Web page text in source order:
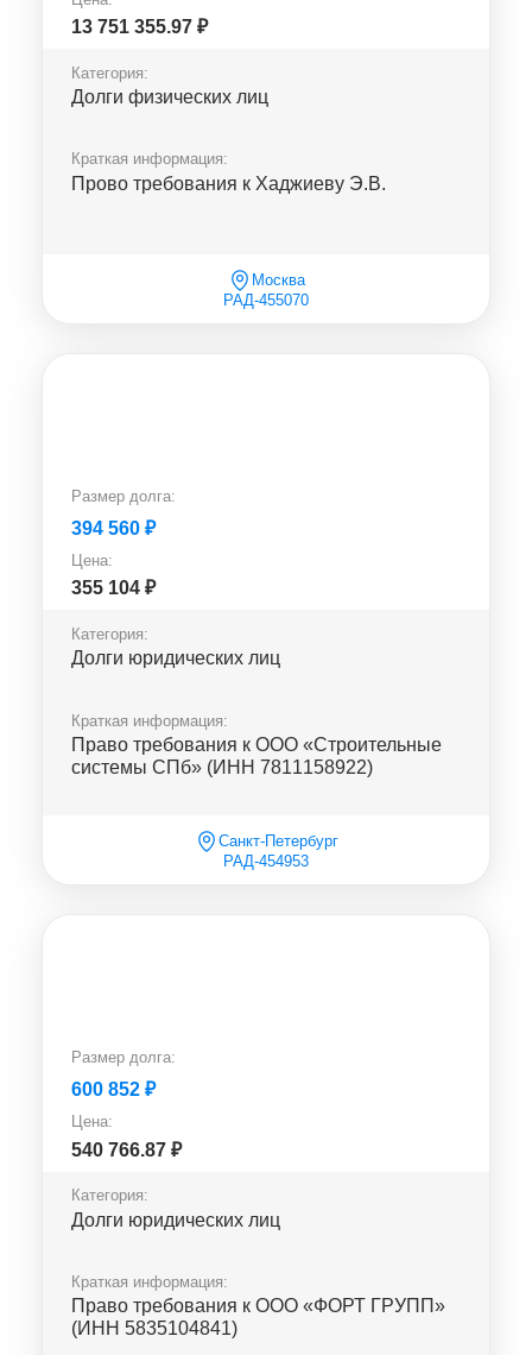
13 751 355.97 ₽
Категория:
Долги физических лиц
Краткая информация:
Прово требования к Хаджиеву Э.В.
Москва
РАД-455070
Размер долга:
394 560 ₽
Цена:
355 104 ₽
Категория:
Долги юридических лиц
Краткая информация:
Право требования к ООО «Строительные
системы СПб» (ИНН 7811158922)
Санкт-Петербург
РАД-454953
Размер долга:
600 852 ₽
Цена:
540 766.87 ₽
Категория:
Долги юридических лиц
Краткая информация:
Право требования к ООО «ФОРТ ГРУПП»
(ИНН 5835104841)